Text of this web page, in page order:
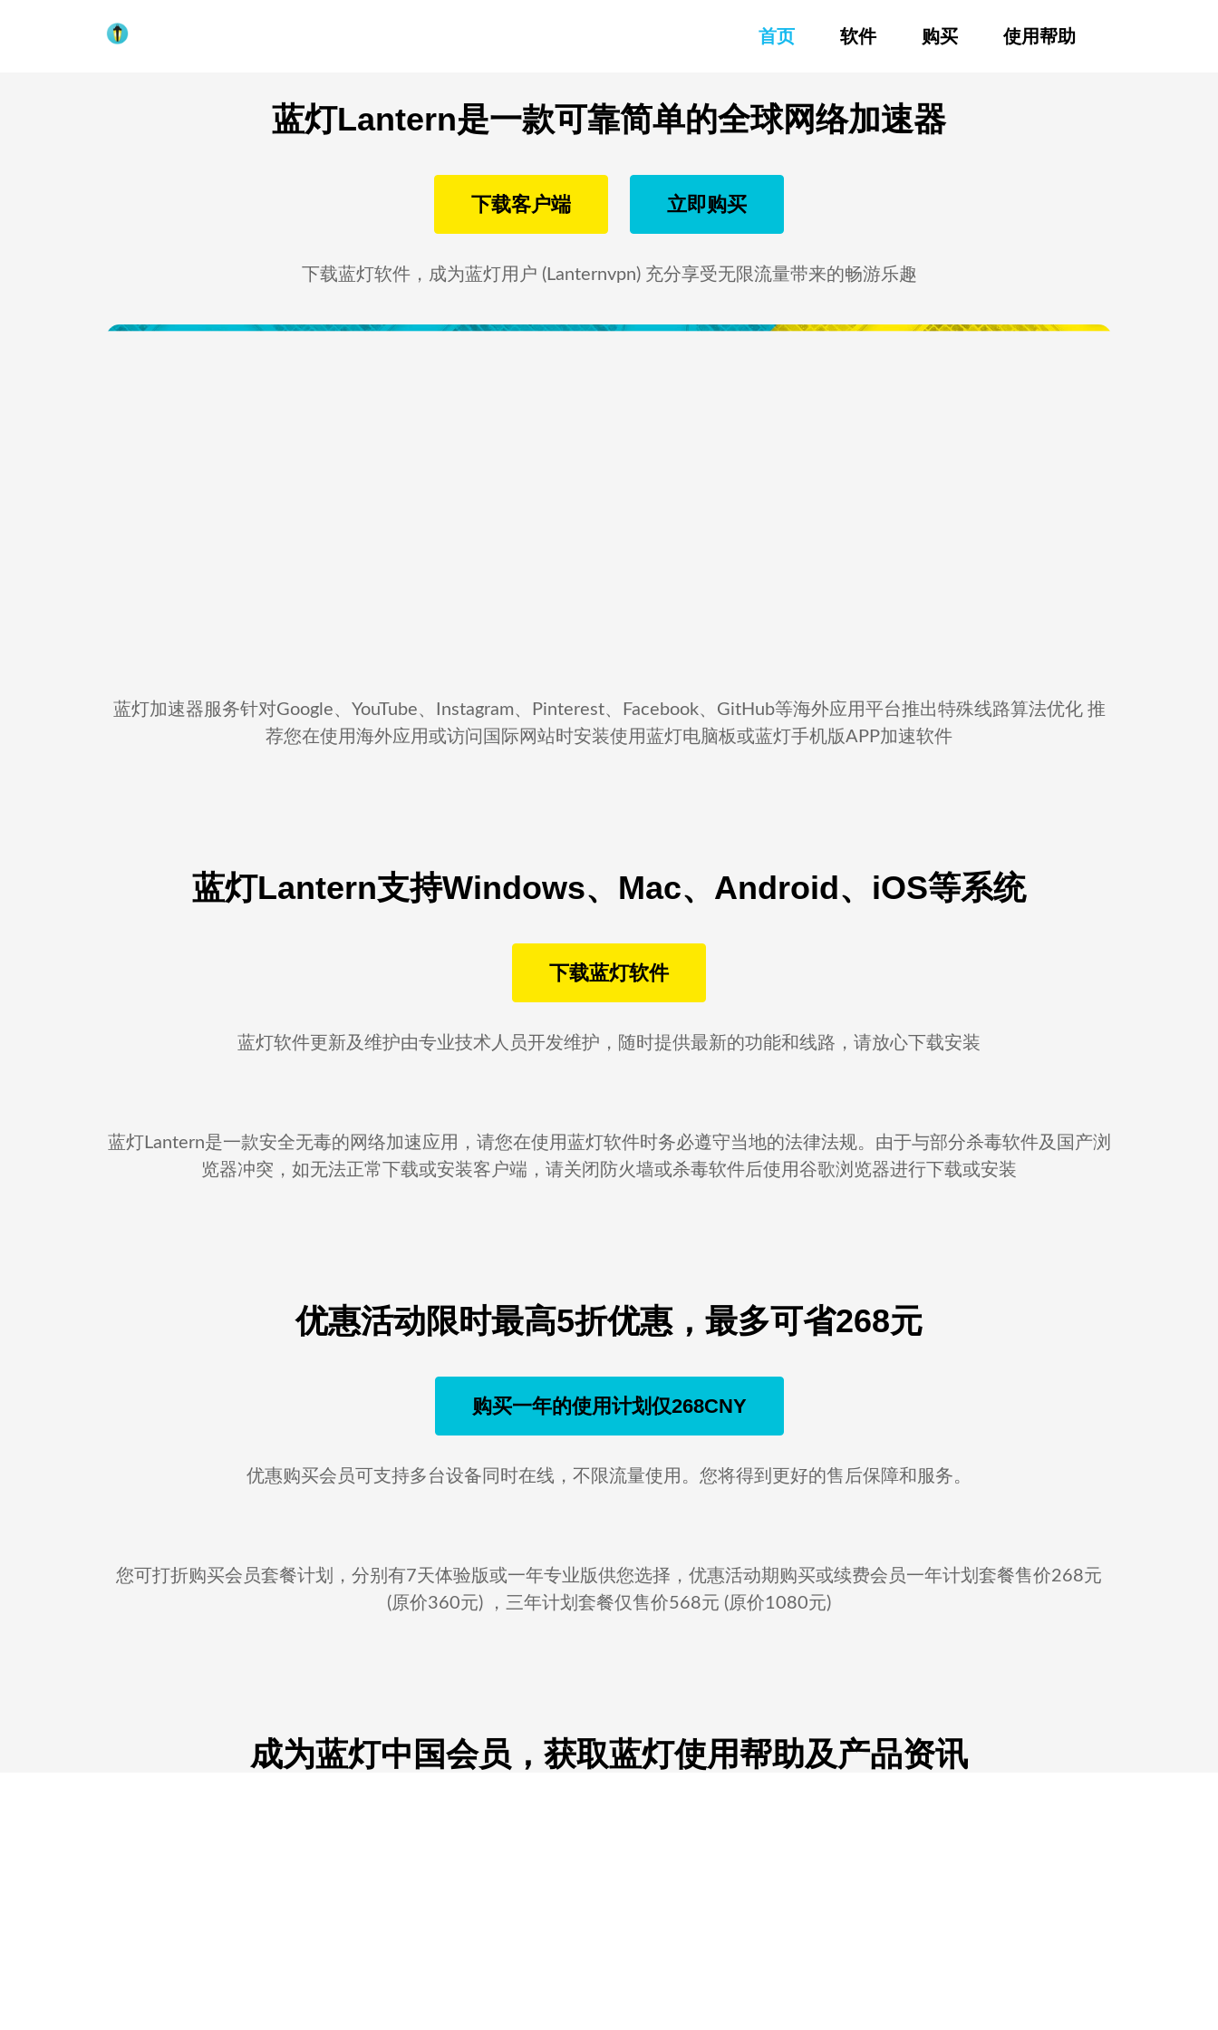
蓝灯加速器官网首页
首页 软件 购买 使用帮助
蓝灯Lantern是一款可靠简单的全球网络加速器
下载客户端 立即购买
下载蓝灯软件，成为蓝灯用户 (Lanternvpn) 充分享受无限流量带来的畅游乐趣
蓝灯加速器服务针对Google、YouTube、Instagram、Pinterest、Facebook、GitHub等海外应用平台推出特殊线路算法优化 推
荐您在使用海外应用或访问国际网站时安装使用蓝灯电脑板或蓝灯手机版APP加速软件
蓝灯Lantern支持Windows、Mac、Android、iOS等系统
下载蓝灯软件
蓝灯软件更新及维护由专业技术人员开发维护，随时提供最新的功能和线路，请放心下载安装
蓝灯Lantern是一款安全无毒的网络加速应用，请您在使用蓝灯软件时务必遵守当地的法律法规。由于与部分杀毒软件及国产浏
览器冲突，如无法正常下载或安装客户端，请关闭防火墙或杀毒软件后使用谷歌浏览器进行下载或安装
优惠活动限时最高5折优惠，最多可省268元
购买一年的使用计划仅268CNY
优惠购买会员可支持多台设备同时在线，不限流量使用。您将得到更好的售后保障和服务。
您可打折购买会员套餐计划，分别有7天体验版或一年专业版供您选择，优惠活动期购买或续费会员一年计划套餐售价268元
(原价360元) ，三年计划套餐仅售价568元 (原价1080元)
成为蓝灯中国会员，获取蓝灯使用帮助及产品资讯